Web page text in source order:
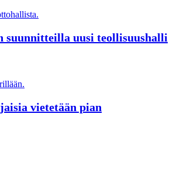
suunnitteilla uusi teollisuushalli
vietetään pian